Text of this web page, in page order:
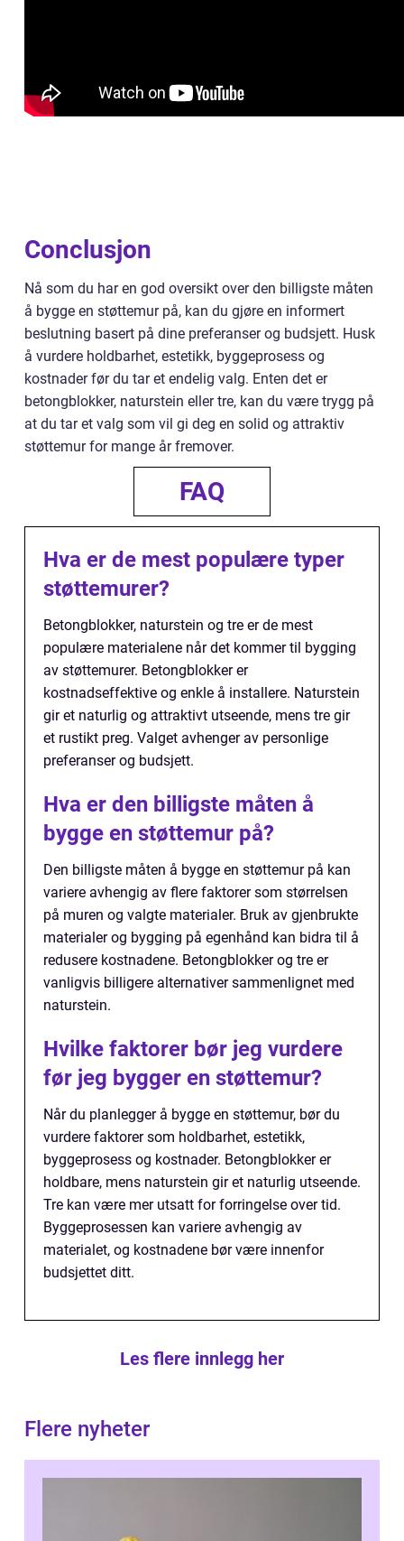
Conclusjon
Nå som du har en god oversikt over den billigste måten
å bygge en støttemur på, kan du gjøre en informert
beslutning basert på dine preferanser og budsjett. Husk
å vurdere holdbarhet, estetikk, byggeprosess og
kostnader før du tar et endelig valg. Enten det er
betongblokker, naturstein eller tre, kan du være trygg på
at du tar et valg som vil gi deg en solid og attraktiv
støttemur for mange år fremover.
FAQ
Hva er de mest populære typer
støttemurer?
Betongblokker, naturstein og tre er de mest
populære materialene når det kommer til bygging
av støttemurer. Betongblokker er
kostnadseffektive og enkle å installere. Naturstein
gir et naturlig og attraktivt utseende, mens tre gir
et rustikt preg. Valget avhenger av personlige
preferanser og budsjett.
Hva er den billigste måten å
bygge en støttemur på?
Den billigste måten å bygge en støttemur på kan
variere avhengig av flere faktorer som størrelsen
på muren og valgte materialer. Bruk av gjenbrukte
materialer og bygging på egenhånd kan bidra til å
redusere kostnadene. Betongblokker og tre er
vanligvis billigere alternativer sammenlignet med
naturstein.
Hvilke faktorer bør jeg vurdere
før jeg bygger en støttemur?
Når du planlegger å bygge en støttemur, bør du
vurdere faktorer som holdbarhet, estetikk,
byggeprosess og kostnader. Betongblokker er
holdbare, mens naturstein gir et naturlig utseende.
Tre kan være mer utsatt for forringelse over tid.
Byggeprosessen kan variere avhengig av
materialet, og kostnadene bør være innenfor
budsjettet ditt.
Les flere innlegg her
Flere nyheter